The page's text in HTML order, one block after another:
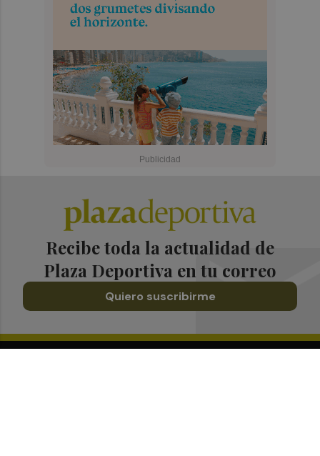
Recibe toda la actualidad de
Plaza Deportiva en tu correo
Quiero suscribirme